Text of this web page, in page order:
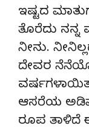
ಇಷ್ಟದ
ತೊರೆದು ನನ್ನ
ನೀನು.
ದೇವರ
ಆಸರೆಯ
ರೂಪ ತಾಳಿದೆ